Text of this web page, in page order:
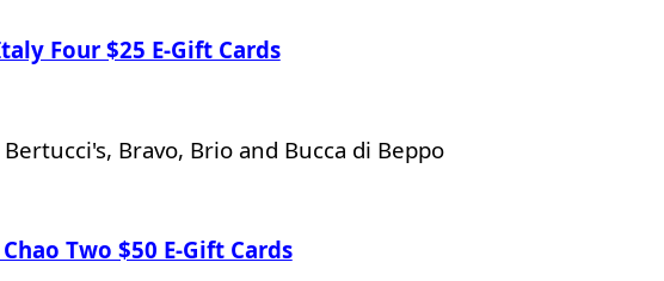
Four $25 E-Gift Cards
Bravo, Brio and Bucca di Beppo
Two $50 E-Gift Cards